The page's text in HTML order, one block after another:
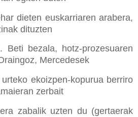
dieten euskarriaren arabera,
dituzten
Beti bezala, hotz-prozesuaren
Mercedesek
ekoizpen-kopurua berriro
zerbait
zabalik uzten du (gertaerak